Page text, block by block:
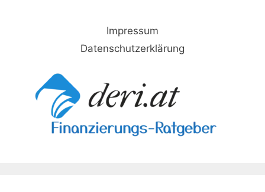
Impressum
Datenschutzerklärung